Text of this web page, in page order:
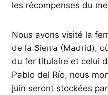
les récompenses du
Nous avons visité la
de la Sierra (Madrid),
du fer titulaire et celui
Pablo del Río, nous
juin seront stockées